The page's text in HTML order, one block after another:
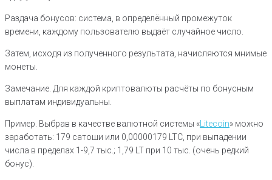
Раздача бонусов: система, в определённый промежуток
времени, каждому пользователю выдаёт случайное число.
Затем, исходя из полученного результата, начисляются мнимые
монеты.
Замечание. Для каждой криптовалюты расчёты по бонусным
выплатам индивидуальны.
Пример. Выбрав в качестве валютной системы «Litecoin» можно
заработать: 179 сатоши или 0,00000179 LTC, при выпадении
числа в пределах 1-9,7 тыс.; 1,79 LT при 10 тыс. (очень редкий
бонус).